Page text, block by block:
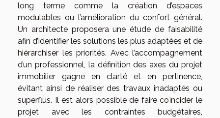
long terme comme la création d’espaces
modulables ou l’amélioration du confort général.
Un architecte proposera une étude de faisabilité
afin d’identifier les solutions les plus adaptées et de
hiérarchiser les priorités. Avec l’accompagnement
d’un professionnel, la définition des axes du projet
immobilier gagne en clarté et en pertinence,
évitant ainsi de réaliser des travaux inadaptés ou
superflus. Il est alors possible de faire coïncider le
projet avec les contraintes budgétaires,